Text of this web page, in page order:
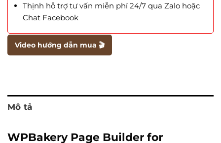
Thịnh hỗ trợ tư vấn miễn phí 24/7 qua Zalo hoặc
Chat Facebook
Video hướng dẫn mua 🎬
Mô tả
WPBakery Page Builder for